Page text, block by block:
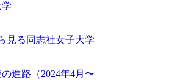
見る同志社女子大学
進路（2024年4月〜